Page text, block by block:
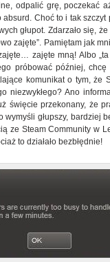
odpalić grę, poczekać
Choć to i tak
głupot. Zdarzało się,
zajęte”. Pamiętam jak
zajęte mną! Albo
próbować później,
komunikat o tym, że
niezwykłego? Ano
święcie przekonany, że
głupszy, bardziej
ze Steam Community w
to działało bezbłędnie!